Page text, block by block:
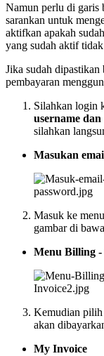
Namun perlu di garis
sarankan untuk
aktifkan apakah
yang sudah aktif
Jika sudah
pembayaran
Silahkan login
username
silahkan
Masukan
password.jpg
Masuk ke
gambar di
Menu Billing
Invoice2.jpg
Kemudian
akan
My Invoice